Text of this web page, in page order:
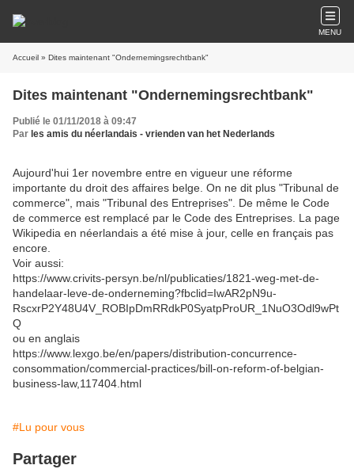
MENU
Accueil » Dites maintenant "Ondernemingsrechtbank"
Dites maintenant "Ondernemingsrechtbank"
Publié le 01/11/2018 à 09:47
Par les amis du néerlandais - vrienden van het Nederlands
Aujourd'hui 1er novembre entre en vigueur une réforme
importante du droit des affaires belge. On ne dit plus "Tribunal de
commerce", mais "Tribunal des Entreprises". De même le Code
de commerce est remplacé par le Code des Entreprises. La page
Wikipedia en néerlandais a été mise à jour, celle en français pas
encore.
Voir aussi:
https://www.crivits-persyn.be/nl/publicaties/1821-weg-met-de-
handelaar-leve-de-onderneming?fbclid=IwAR2pN9u-
RscxrP2Y48U4V_ROBIpDmRRdkP0SyatpProUR_1NuO3Odl9wPt
Q
ou en anglais
https://www.lexgo.be/en/papers/distribution-concurrence-
consommation/commercial-practices/bill-on-reform-of-belgian-
business-law,117404.html
#Lu pour vous
Partager